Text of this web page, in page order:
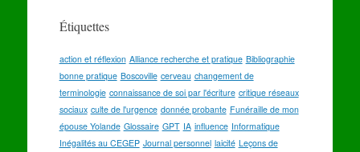
Étiquettes
action et réflexion Alliance recherche et pratique Bibliographie
bonne pratique Boscoville cerveau changement de
terminologie connaissance de soi par l'écriture critique réseaux
sociaux culte de l'urgence donnée probante Funéraille de mon
épouse Yolande Glossaire GPT IA influence Informatique
Inégalités au CEGEP Journal personnel laicité Leçons de